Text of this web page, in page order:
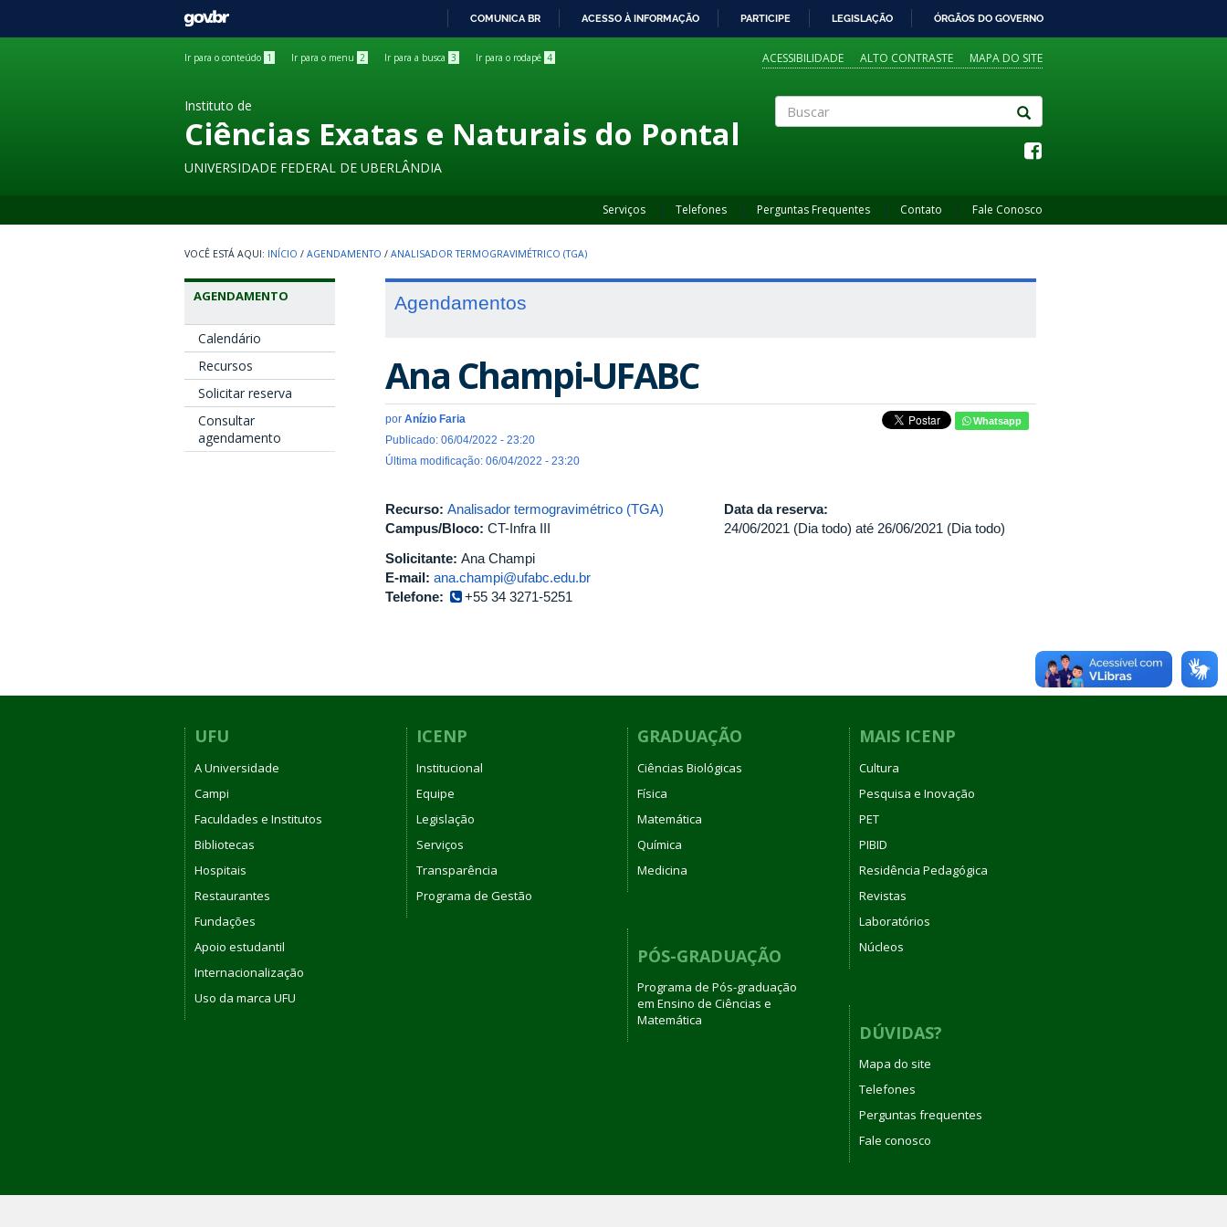
GOVBR
COMUNICA BR ACESSO À INFORMAÇÃO PARTICIPE LEGISLAÇÃO ÓRGÃOS DO GOVERNO
Ir para o conteúdo 1 Ir para o menu 2 Ir para a busca 3 Ir para o rodapé 4 ACESSIBILIDADE ALTO CONTRASTE MAPA DO SITE
Instituto de
Ciências Exatas e Naturais do Pontal
UNIVERSIDADE FEDERAL DE UBERLÂNDIA
Serviços Telefones Perguntas Frequentes Contato Fale Conosco
INÍCIO / AGENDAMENTO / ANALISADOR TERMOGRAVIMÉTRICO (TGA)
AGENDAMENTO
Calendário
Recursos
Solicitar reserva
Consultar
agendamento
Agendamentos
Ana Champi-UFABC
por Anízio Faria
Publicado: 06/04/2022 - 23:20
Última modificação: 06/04/2022 - 23:20
Whatsapp
Recurso: Analisador termogravimétrico (TGA)
Campus/Bloco: CT-Infra III
Solicitante: Ana Champi
E-mail: ana.champi@ufabc.edu.br
Telefone:
+55 34 3271-5251
Data da reserva:
24/06/2021 (Dia todo) até 26/06/2021 (Dia todo)
UFU
A Universidade
Campi
Faculdades e Institutos
Bibliotecas
Hospitais
Restaurantes
Fundações
Apoio estudantil
Internacionalização
Uso da marca UFU
ICENP
Institucional
Equipe
Legislação
Serviços
Transparência
Programa de Gestão
GRADUAÇÃO
Ciências Biológicas
Física
Matemática
Química
Medicina
PÓS-GRADUAÇÃO
Programa de Pós-graduação
em Ensino de Ciências e
Matemática
MAIS ICENP
Cultura
Pesquisa e Inovação
PET
PIBID
Residência Pedagógica
Revistas
Laboratórios
Núcleos
DÚVIDAS?
Mapa do site
Telefones
Perguntas frequentes
Fale conosco